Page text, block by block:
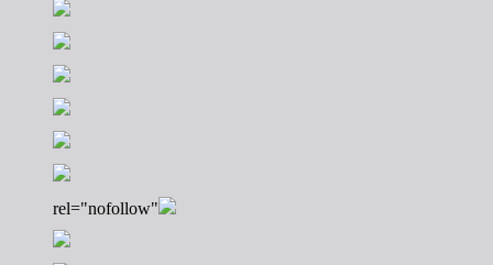
rel="nofollow"